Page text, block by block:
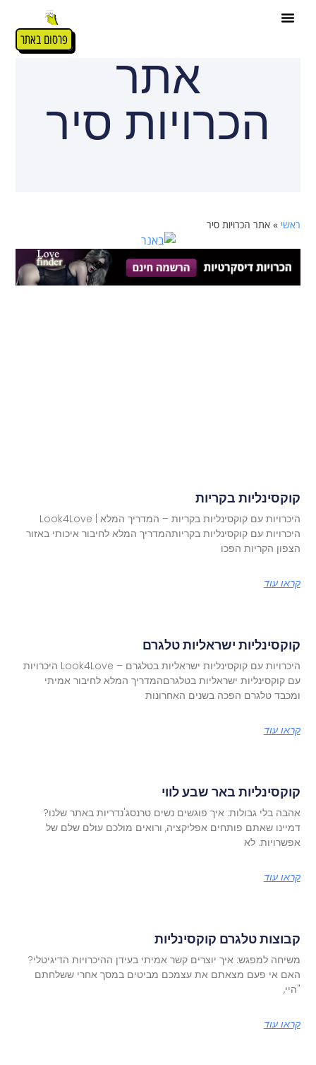
פרסום באתר
אתר
הכרויות סיר
ראשי »אתר הכרויות סיר
קוקסינליות בקריות
היכרויות עם קוקסינליות בקריות – המדריך המלא | Look4Love
היכרויות עם קוקסינליות בקריותהמדריך המלא לחיבור איכותי באזור
הצפון הקריות הפכו
קראו עוד
קוקסינליות ישראליות טלגרם
היכרויות עם קוקסינליות ישראליות בטלגרם – Look4Love היכרויות
עם קוקסינליות ישראליות בטלגרםהמדריך המלא לחיבור אמיתי
ומכבד טלגרם הפכה בשנים האחרונות
קראו עוד
קוקסינליות באר שבע לווי
אהבה בלי גבולות: איך פוגשים נשים טרנסג'נדריות באתר שלנו?
דמיינו שאתם פותחים אפליקציה, ורואים מולכם עולם שלם של
אפשרויות. לא
קראו עוד
קבוצות טלגרם קוקסינליות
משיחה למפגש: איך יוצרים קשר אמיתי בעידן ההיכרויות הדיגיטלי?
האם אי פעם מצאתם את עצמכם מביטים במסך אחרי ששלחתם
"היי,
קראו עוד